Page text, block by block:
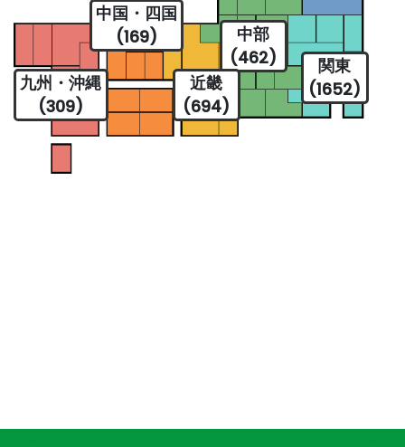
関東
(1652)
中部
(462)
近畿
(694)
中国・四国
(169)
九州・沖縄
(309)